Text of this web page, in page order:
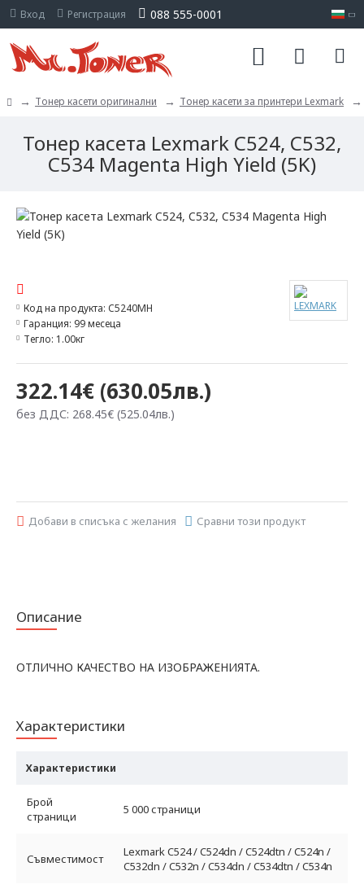
Вход Регистрация 088 555-0001
Тонер касети оригинални Тонер касети за принтери Lexmark
Тонер касета Lexmark C524, C532,
C534 Magenta High Yield (5K)
322.14€ (630.05лв.)
без ДДС: 268.45€ (525.04лв.)
Код на продукта: C5240MH
Гаранция: 99 месеца
Тегло: 1.00кг
Добави в списъка с желания Сравни този продукт
Описание
ОТЛИЧНО КАЧЕСТВО НА ИЗОБРАЖЕНИЯТА.
Характеристики
Характеристики
Брой
страници
5 000 страници
Съвместимост
Lexmark C524 / C524dn / C524dtn / C524n /
C532dn / C532n / C534dn / C534dtn / C534n